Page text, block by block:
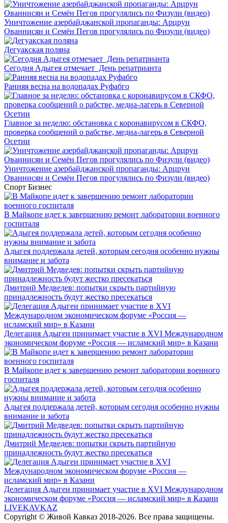
Уничтожение азербайджанской пропаганды: Арцрун
Ованнисян и Семён Пегов прогулялись по Физули (видео)
Дегуакская поляна
Сегодня Адыгея отмечает День репатрианта
Ранняя весна на водопадах Руфабго
Главное за неделю: обстановка с коронавирусом в СКФО,
проверка сообщений о рабстве, медиа-лагерь в Северной
Осетии
Уничтожение азербайджанской пропаганды: Арцрун
Ованнисян и Семён Пегов прогулялись по Физули (видео)
Спорт Бизнес
В Майкопе идет к завершению ремонт лаборатории военного
госпиталя
Адыгея поддержала детей, которым сегодня особенно нужны
внимание и забота
Дмитрий Медведев: попытки скрыть партийную
принадлежность будут жестко пресекаться
Делегация Адыгеи принимает участие в XVI Международном
экономическом форуме «Россия — исламский мир» в Казани
В Майкопе идет к завершению ремонт лаборатории военного
госпиталя
Адыгея поддержала детей, которым сегодня особенно нужны
внимание и забота
Дмитрий Медведев: попытки скрыть партийную
принадлежность будут жестко пресекаться
Делегация Адыгеи принимает участие в XVI Международном
экономическом форуме «Россия — исламский мир» в Казани
LIVEKAVKAZ
Copyright © Живой Кавказ 2018-2026. Все права защищены.